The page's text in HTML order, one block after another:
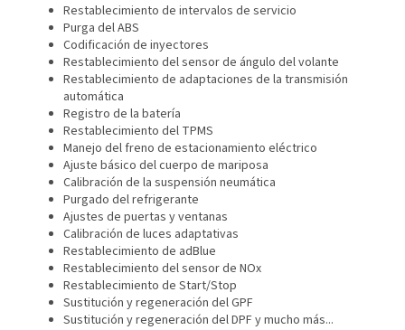
Restablecimiento de intervalos de servicio
Purga del ABS
Codificación de inyectores
Restablecimiento del sensor de ángulo del volante
Restablecimiento de adaptaciones de la transmisión
automática
Registro de la batería
Restablecimiento del TPMS
Manejo del freno de estacionamiento eléctrico
Ajuste básico del cuerpo de mariposa
Calibración de la suspensión neumática
Purgado del refrigerante
Ajustes de puertas y ventanas
Calibración de luces adaptativas
Restablecimiento de adBlue
Restablecimiento del sensor de NOx
Restablecimiento de Start/Stop
Sustitución y regeneración del GPF
Sustitución y regeneración del DPF y mucho más...